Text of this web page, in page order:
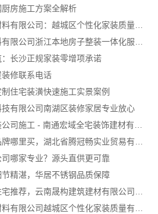
房施工方案全解析
绍兴卓鑫装饰材料有限公司：越城区个性化家装质量保障
长沙正规家装零增项承诺
修联系电话
住宅装潢快速施工实景案例
有限公司南湖区装修家居专业放心
哪家专业？源头直供更可靠
精湛，华居不锈钢品质保障